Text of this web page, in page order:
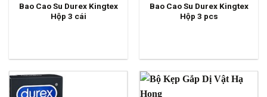
Bao Cao Su Durex Kingtex
Hộp 3 cái
Bao Cao Su Durex Kingtex
Hộp 3 pcs